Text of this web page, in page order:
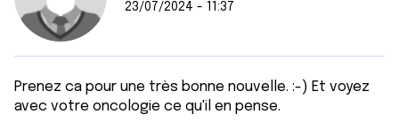
23/07/2024 - 11:37
Prenez ca pour une très bonne nouvelle. :-) Et voyez
avec votre oncologie ce qu'il en pense.